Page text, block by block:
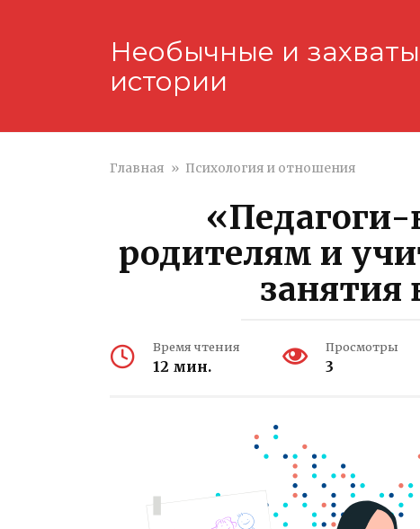
Необычные и
истории
Главная » Психология и отношения
родителям и
занятия
Время чтения
12 мин.
Просмотры
3